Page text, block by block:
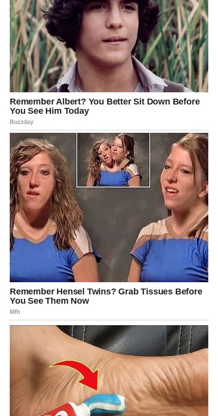
IMA SNAGU
Blizanci često umanjuju sopstvenu vrednost, misleći da
moraju biti lakši, tiši ili fleksibilniji da bi bili prihvaćeni.
Sledeća sedmica vas uči suprotno:vaš glas ima snagu, a
vaše reči imaju težinu
Osetićete:
veću sigurnost u komunikaciji
hrabrost da kažete „ne“
jasnoću u donošenju odluka
osećaj da više ne morate da se dokazujete
To je znak da karma radi za vas.